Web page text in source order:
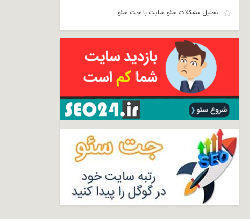
تحلیل مشکلات سئو سایت با جت سئو